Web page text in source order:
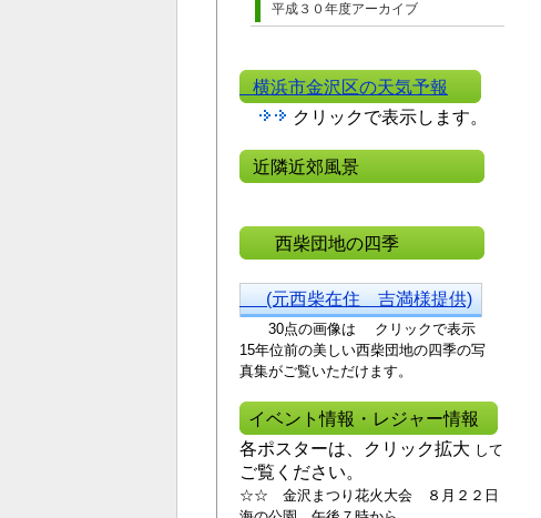
平成３０年度アーカイブ
横浜市金沢区の天気予報
クリックで表示します。
近隣近郊風景
西柴団地の四季
(元西柴在住 吉満様提供)
30点の画像は クリックで表示
15年位前の美しい西柴団地の四季の写
真集がご覧いただけます。
イベント情報・レジャー情報
各ポスターは、クリック拡大 して
ご覧ください。
☆☆ 金沢まつり花火大会 ８月２２日